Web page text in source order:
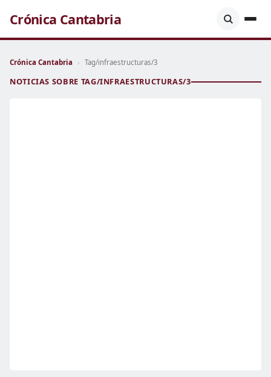
Crónica Cantabria
Crónica Cantabria › Tag/infraestructuras/3
NOTICIAS SOBRE TAG/INFRAESTRUCTURAS/3